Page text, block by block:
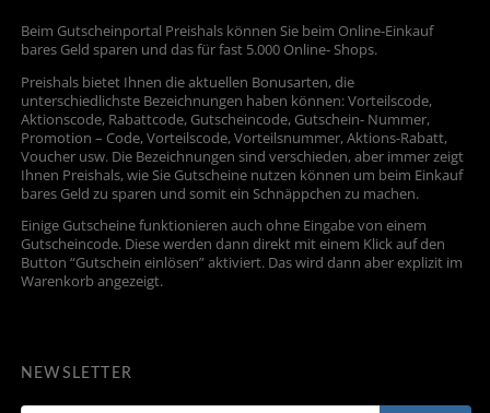
Beim Gutscheinportal Preishals können Sie beim Online-Einkauf
bares Geld sparen und das für fast 5.000 Online- Shops.
Preishals bietet Ihnen die aktuellen Bonusarten, die
unterschiedlichste Bezeichnungen haben können: Vorteilscode,
Aktionscode, Rabattcode, Gutscheincode, Gutschein- Nummer,
Promotion – Code, Vorteilscode, Vorteilsnummer, Aktions-Rabatt,
Voucher usw. Die Bezeichnungen sind verschieden, aber immer zeigt
Ihnen Preishals, wie Sie Gutscheine nutzen können um beim Einkauf
bares Geld zu sparen und somit ein Schnäppchen zu machen.
Einige Gutscheine funktionieren auch ohne Eingabe von einem
Gutscheincode. Diese werden dann direkt mit einem Klick auf den
Button “Gutschein einlösen” aktiviert. Das wird dann aber explizit im
Warenkorb angezeigt.
NEWSLETTER